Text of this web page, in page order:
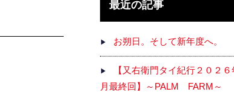
最近の記事
お朔日。そして新年度へ。
【又右衛門タイ紀行２０２６
月最終回】～PALM FARM～